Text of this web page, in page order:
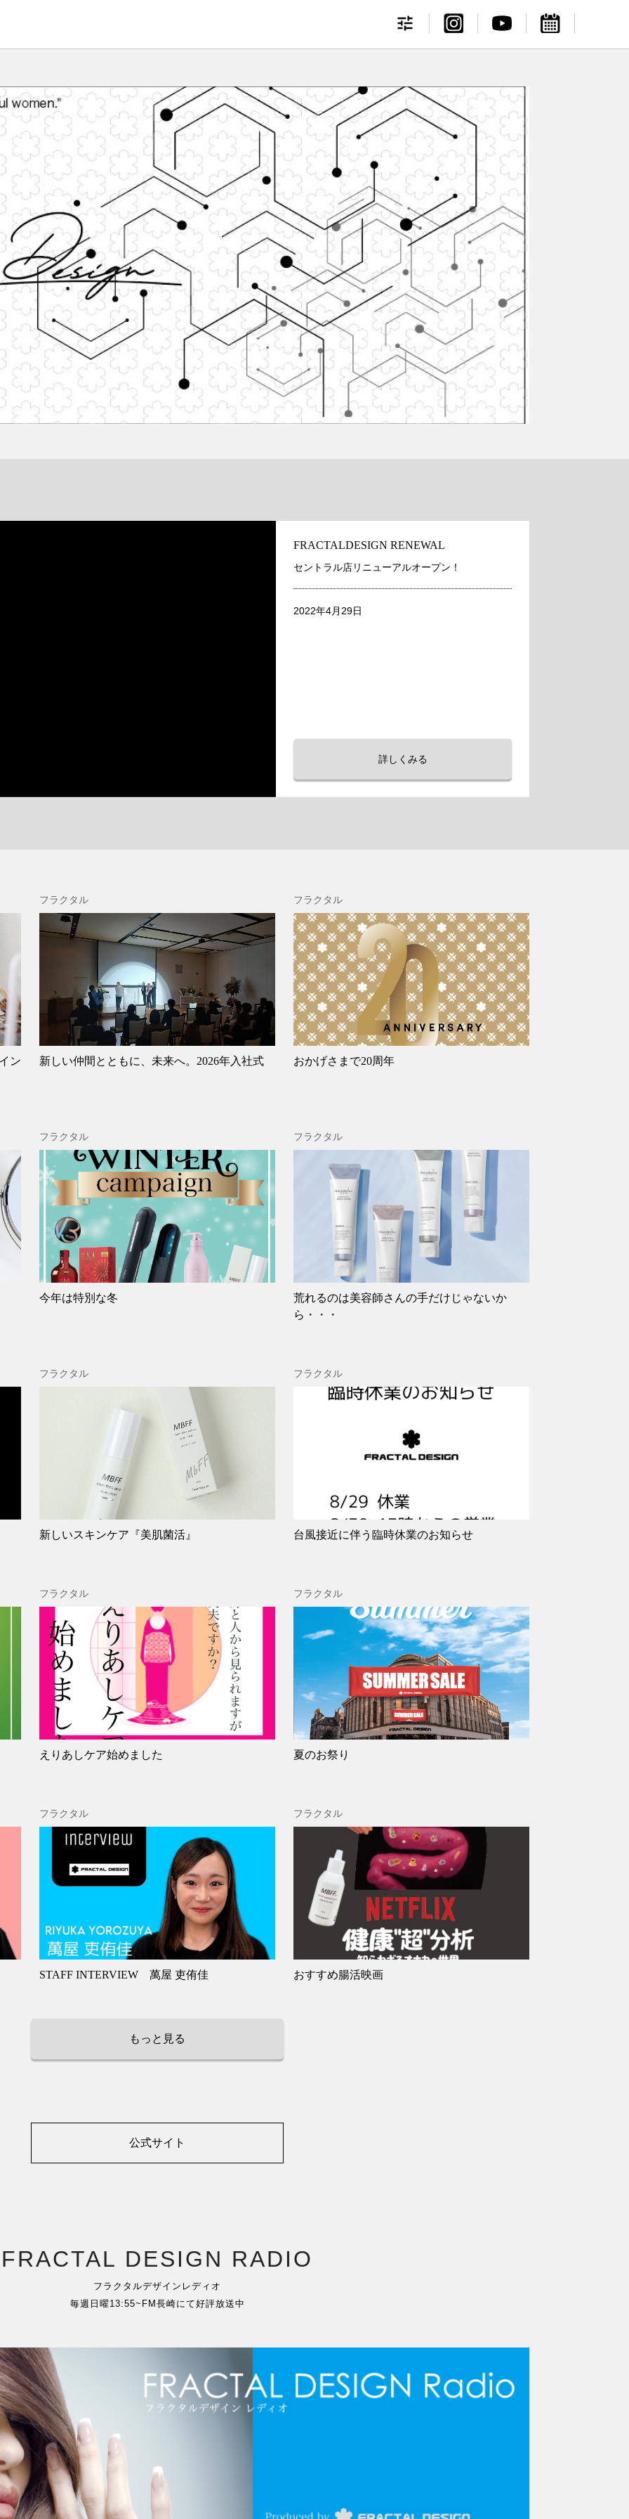
FRACTALDESIGN RENEWAL
セントラル店リニューアルオープン！
2022年4月29日
詳しくみる
ン
フラクタル
新しい仲間とともに、未来へ。2026年入社式
フラクタル
おかげさまで20周年
フラクタル
今年は特別な冬
フラクタル
荒れるのは美容師さんの手だけじゃないか
ら・・・
フラクタル
新しいスキンケア『美肌菌活』
フラクタル
台風接近に伴う臨時休業のお知らせ
フラクタル
えりあしケア始めました
フラクタル
夏のお祭り
フラクタル
STAFF INTERVIEW 萬屋 吏侑佳
フラクタル
おすすめ腸活映画
もっと見る
公式サイト
FRACTAL DESIGN RADIO
フラクタルデザインレディオ
毎週日曜13:55~FM長崎にて好評放送中